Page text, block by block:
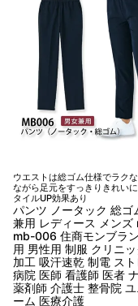
ウエストは総ゴム仕様でラク
ながら足元をすっきりきれい
タイルUP効果あり
パンツ ノータック 総ゴ
兼用 レディース メン
mb-006 住商モンブラ
用 男性用 制服 クリニ
加工 吸汗速乾 制電 ス
病院 医師 看護師 医者
薬剤師 介護士 整骨院 ユ
ーム 医療介護